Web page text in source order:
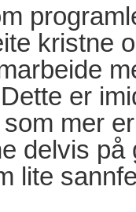
kristne
er
mer
delvis
lite